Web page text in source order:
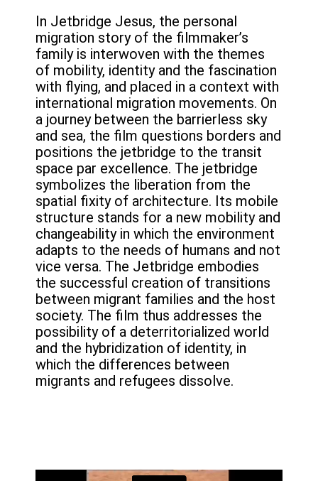
In Jetbridge Jesus, the personal
migration story of the filmmaker’s
family is interwoven with the themes
of mobility, identity and the fascination
with flying, and placed in a context with
international migration movements. On
a journey between the barrierless sky
and sea, the film questions borders and
positions the jetbridge to the transit
space par excellence. The jetbridge
symbolizes the liberation from the
spatial fixity of architecture. Its mobile
structure stands for a new mobility and
changeability in which the environment
adapts to the needs of humans and not
vice versa. The Jetbridge embodies
the successful creation of transitions
between migrant families and the host
society. The film thus addresses the
possibility of a deterritorialized world
and the hybridization of identity, in
which the differences between
migrants and refugees dissolve.